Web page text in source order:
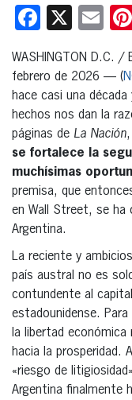
Facebook
X
WASHINGTON D.C. /
febrero de 2026 — (
hace casi una
hechos nos dan la
páginas de La Nación
se fortalece la
muchísimas
premisa, que
en Wall Street, se ha
Argentina.
La reciente y
país austral no es
contundente al
estadounidense.
la libertad
hacia la prosperidad.
«riesgo de
Argentina finalmente